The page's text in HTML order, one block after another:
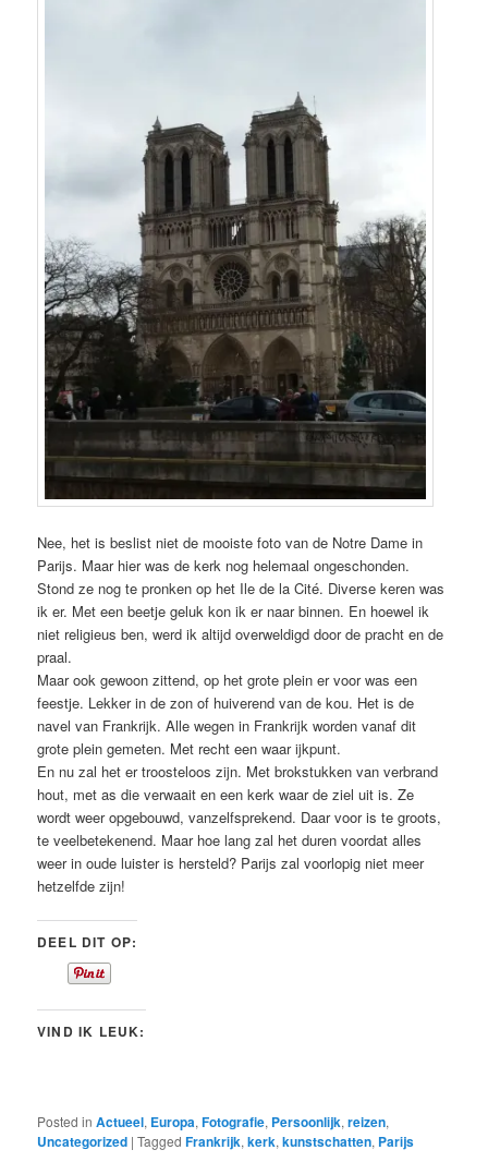
Nee, het is beslist niet de mooiste foto van de Notre Dame in
Parijs. Maar hier was de kerk nog helemaal ongeschonden.
Stond ze nog te pronken op het Ile de la Cité. Diverse keren was
ik er. Met een beetje geluk kon ik er naar binnen. En hoewel ik
niet religieus ben, werd ik altijd overweldigd door de pracht en de
praal.
Maar ook gewoon zittend, op het grote plein er voor was een
feestje. Lekker in de zon of huiverend van de kou. Het is de
navel van Frankrijk. Alle wegen in Frankrijk worden vanaf dit
grote plein gemeten. Met recht een waar ijkpunt.
En nu zal het er troosteloos zijn. Met brokstukken van verbrand
hout, met as die verwaait en een kerk waar de ziel uit is. Ze
wordt weer opgebouwd, vanzelfsprekend. Daar voor is te groots,
te veelbetekenend. Maar hoe lang zal het duren voordat alles
weer in oude luister is hersteld? Parijs zal voorlopig niet meer
hetzelfde zijn!
DEEL DIT OP:
VIND IK LEUK:
Posted in Actueel, Europa,Fotografie, Persoonlijk,reizen,
Uncategorized |Tagged Frankrijk,kerk,kunstschatten, Parijs